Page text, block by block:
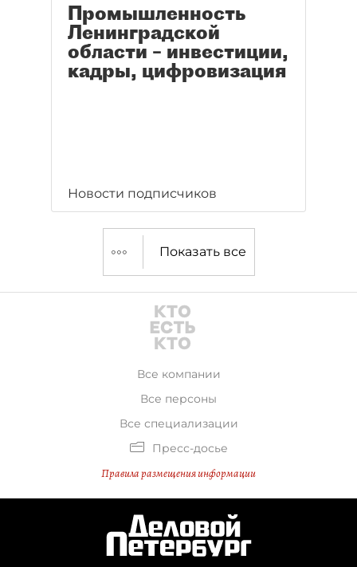
Промышленность
Ленинградской
области – инвестиции,
кадры, цифровизация
Новости подписчиков
Показать все
Все компании
Все персоны
Все специализации
Пресс-досье
Правила размещения информации